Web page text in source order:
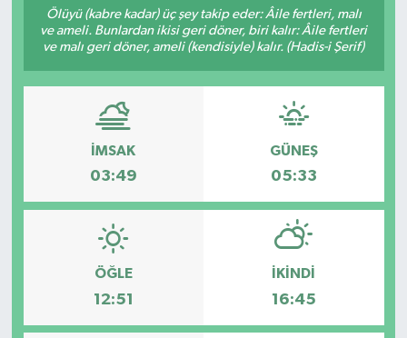
Ölüyü (kabre kadar) üç şey takip eder: Âile fertleri, malı
ve ameli. Bunlardan ikisi geri döner, biri kalır: Âile fertleri
ve malı geri döner, ameli (kendisiyle) kalır. (Hadis-i Şerif)
İMSAK
03:49
GÜNEŞ
05:33
ÖĞLE
12:51
İKINDI
16:45
KADIN
MAGAZİN
MEDYA
ÖZEL HABER